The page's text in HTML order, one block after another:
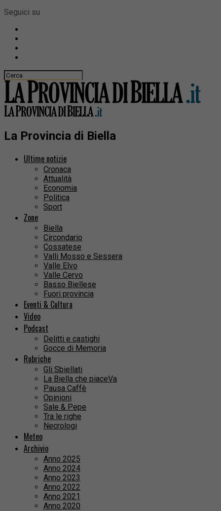
Seguici su
La Provincia di Biella
Ultime notizie
Cronaca
Attualità
Economia
Politica
Sport
Zone
Biella
Circondario
Cossatese
Valli Mosso e Sessera
Valle Elvo
Valle Cervo
Basso Biellese
Fuori provincia
Eventi & Cultura
Video
Podcast
Delitti e castighi
Gocce di Memoria
Rubriche
Gli Sbiellati
La Biella che piaceVa
Pausa Caffè
Opinioni
Sale & Pepe
Tra le righe
Necrologi
Meteo
Archivio
Anno 2025
Anno 2024
Anno 2023
Anno 2022
Anno 2021
Anno 2020